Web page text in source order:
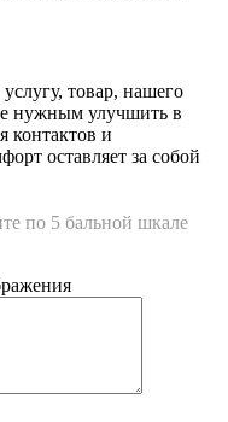
товар, нашего
нужным улучшить в
контактов и
оставляет за собой
по 5 бальной шкале